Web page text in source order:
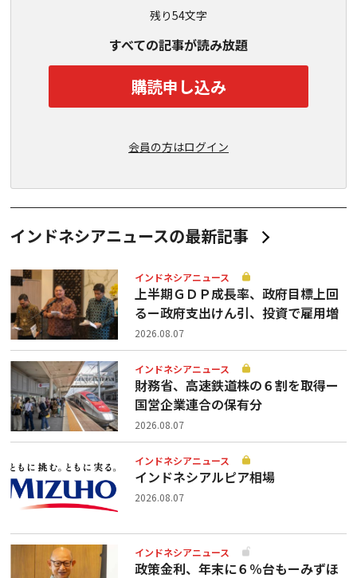
残り54文字
すべての記事が読み放題
購読申し込み
会員の方はログイン
インドネシアニュースの最新記事
インドネシアニュース
上半期ＧＤＰ成長率、政府目標上回
るー政府支出けん引、投資で雇用増
2026.08.07
インドネシアニュース
財務省、高速鉄道株の６割を取得ー
国営企業連合の保有分
2026.08.07
インドネシアニュース
インドネシアルピア相場
2026.08.07
インドネシアニュース
政策金利、年末に６％台もーみずほ